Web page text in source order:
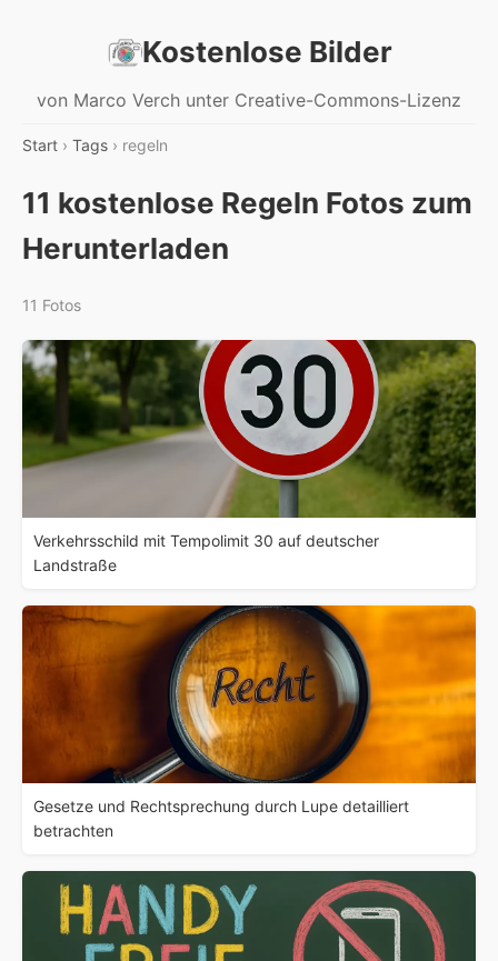
Kostenlose Bilder
von Marco Verch unter Creative-Commons-Lizenz
Start › Tags › regeln
11 kostenlose Regeln Fotos zum
Herunterladen
11 Fotos
Verkehrsschild mit Tempolimit 30 auf deutscher
Landstraße
Gesetze und Rechtsprechung durch Lupe detailliert
betrachten